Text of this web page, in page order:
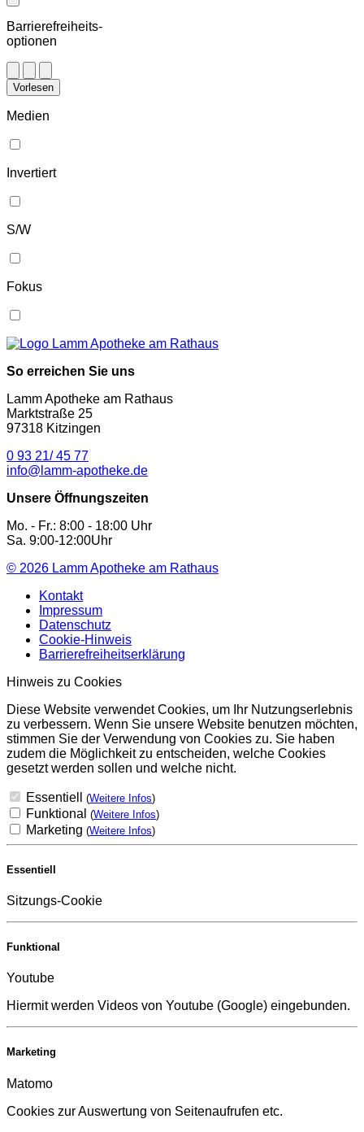
Barrierefreiheits-
optionen
Vorlesen
Medien
Invertiert
S/W
Fokus
So erreichen Sie uns
Lamm Apotheke am Rathaus
Marktstraße 25
97318 Kitzingen
0 93 21/ 45 77
info@lamm-apotheke.de
Unsere Öffnungszeiten
Mo. - Fr.: 8:00 - 18:00 Uhr
Sa. 9:00-12:00Uhr
© 2026 Lamm Apotheke am Rathaus
Kontakt
Impressum
Datenschutz
Cookie-Hinweis
Barrierefreiheitserklärung
Hinweis zu Cookies
Diese Website verwendet Cookies, um Ihr Nutzungserlebnis
zu verbessern. Wenn Sie unsere Website benutzen möchten,
stimmen Sie der Verwendung von Cookies zu. Sie haben
zudem die Möglichkeit zu entscheiden, welche Cookies
gesetzt werden sollen und welche nicht.
Essentiell (Weitere Infos)
Funktional (Weitere Infos)
Marketing (Weitere Infos)
Essentiell
Sitzungs-Cookie
Funktional
Youtube
Hiermit werden Videos von Youtube (Google) eingebunden.
Marketing
Matomo
Cookies zur Auswertung von Seitenaufrufen etc.